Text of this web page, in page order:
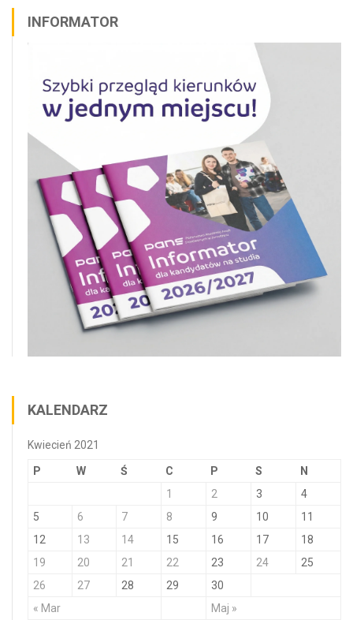
INFORMATOR
KALENDARZ
Kwiecień 2021
P W Ś C P S N
« Mar Maj »
1 2 3
4
5
6 7 8 9 10
11
12
13 14 15 16 17
18
19
20 21 22 23 24
25
26
27 28 29 30